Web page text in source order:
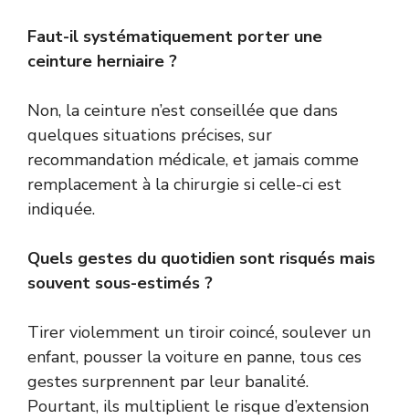
Faut-il systématiquement porter une
ceinture herniaire ?
Non, la ceinture n’est conseillée que dans
quelques situations précises, sur
recommandation médicale, et jamais comme
remplacement à la chirurgie si celle-ci est
indiquée.
Quels gestes du quotidien sont risqués mais
souvent sous-estimés ?
Tirer violemment un tiroir coincé, soulever un
enfant, pousser la voiture en panne, tous ces
gestes surprennent par leur banalité.
Pourtant, ils multiplient le risque d’extension